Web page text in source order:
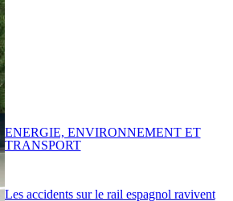
Les accidents sur le rail espagnol ravivent
ENERGIE, ENVIRONNEMENT ET
TRANSPORT